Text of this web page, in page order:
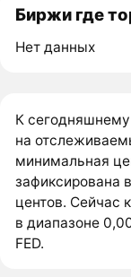
Биржи где
Нет данных
К сегодняшнему
на
минимальная
зафиксирована
центов. Сейчас
в диапазоне
FED.